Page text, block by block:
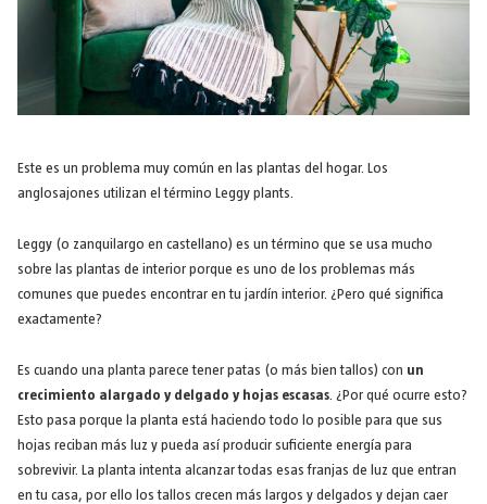
Este es un problema muy común en las plantas del hogar. Los
anglosajones utilizan el término Leggy plants.
Leggy (o zanquilargo en castellano) es un término que se usa mucho
sobre las plantas de interior porque es uno de los problemas más
comunes que puedes encontrar en tu jardín interior. ¿Pero qué significa
exactamente?
Es cuando una planta parece tener patas (o más bien tallos) con un
crecimiento alargado y delgado y hojas escasas . ¿Por qué ocurre esto?
Esto pasa porque la planta está haciendo todo lo posible para que sus
hojas reciban más luz y pueda así producir suficiente energía para
sobrevivir. La planta intenta alcanzar todas esas franjas de luz que entran
en tu casa, por ello los tallos crecen más largos y delgados y dejan caer